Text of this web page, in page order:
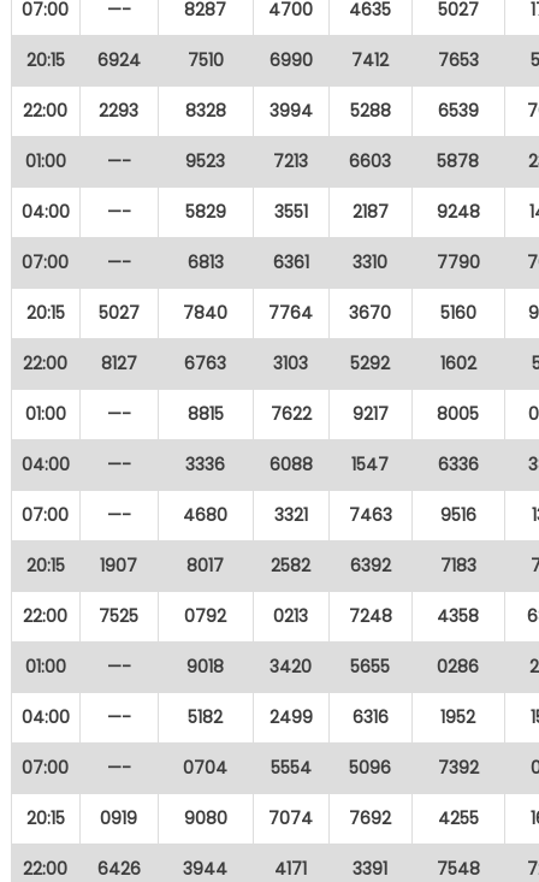
07:00 —- 8287 4700 4635 5027
20:15 6924 7510 6990 7412 7653
22:00 2293 8328 3994 5288 6539
01:00 —- 9523 7213 6603 5878
04:00 —- 5829 3551 2187 9248
07:00 —- 6813 6361 3310 7790
20:15 5027 7840 7764 3670 5160
22:00 8127 6763 3103 5292 1602
01:00 —- 8815 7622 9217 8005
04:00 —- 3336 6088 1547 6336
07:00 —- 4680 3321 7463 9516
20:15 1907 8017 2582 6392 7183
22:00 7525 0792 0213 7248 4358
01:00 —- 9018 3420 5655 0286
04:00 —- 5182 2499 6316 1952
07:00 —- 0704 5554 5096 7392
20:15 0919 9080 7074 7692 4255
22:00 6426 3944 4171 3391 7548